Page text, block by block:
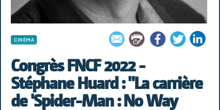
CINÉMA
Congrès FNCF 2022 -
Stéphane Huard : "La carrière
de 'Spider-Man : No Way